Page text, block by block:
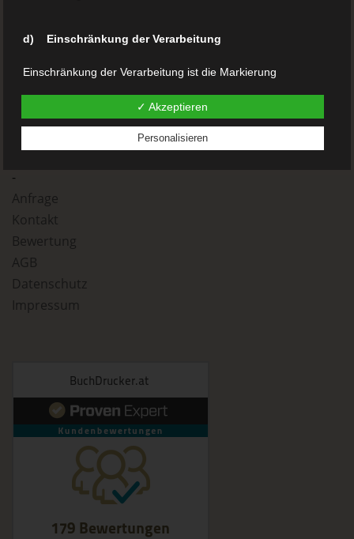
Kinderbücher
Kochbücher
Chroniken
Gedichtsbücher
-
Anfrage
Kontakt
Bewertung
AGB
Datenschutz
Impressum
d) Einschränkung der Verarbeitung
Einschränkung der Verarbeitung ist die Markierung
künftige Verarbeitung einzuschränken.
personenbezogenen Daten verwendet werden, um
Person beziehen, zu bewerten, insbesondere, um Aspekte
bezüglich Arbeitsleistung, wirtschaftlicher Lage, Gesundheit,
persönlicher Vorlieben, Interessen, Zuverlässigkeit,
Verhalten, Aufenthaltsort oder Ortswechsel dieser natürlichen
Daten ohne Hinzuziehung zusätzlicher Informationen nicht
werden können, sofern diese zusätzlichen Informationen
gesondert aufbewahrt werden und technischen und
organisatorischen Maßnahmen unterliegen, die
gewährleisten, dass die personenbezogenen Daten nicht
einer identifizierten oder identifizierbaren natürlichen Person
zugewiesen werden.
Verantwortlicher
✓ Akzeptieren
Personalisieren